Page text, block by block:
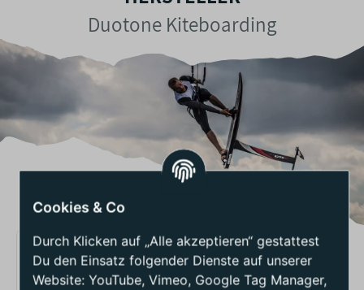
Duotone Kiteboarding
BEWERTUNGEN -
DUOTONE ENTITY ERGO
Cookies & Co
Durch Klicken auf „Alle akzeptieren“ gestattest
Du den Einsatz folgender Dienste auf unserer
Website: YouTube, Vimeo, Google Tag Manager,